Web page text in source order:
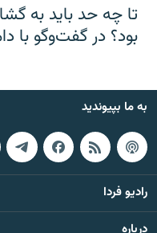
تا چه حد باید به
بود؟ در گفت‌وگو با
به ما بپیوندید
رادیو فردا